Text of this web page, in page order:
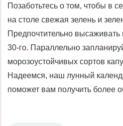
Позаботьтесь о том, чтобы в
на столе свежая зелень и
Предпочтительно высаживать
30-го. Параллельно
морозоустойчивых сортов
Надеемся, наш лунный
поможет вам получить более